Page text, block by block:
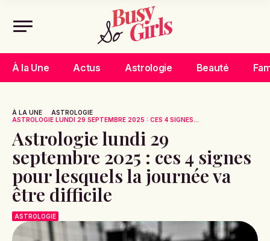
À la Une Actus Astrologie Beauté
À LA UNE
ASTROLOGIE
ASTROLOGIE LUNDI 29 SEPTEMBRE 2025 : CES 4 SIGNES...
Astrologie lundi 29
septembre 2025 : ces 4 signes
pour lesquels la journée va
être difficile
ASTROLOGIE